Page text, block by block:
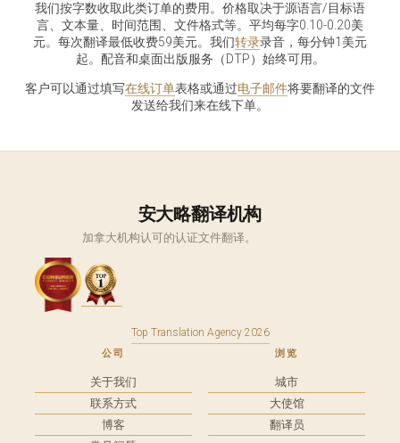
我们按字数收取此类订单的费用。价格取决于源语言/目标语
言、文本量、时间范围、文件格式等。平均每字0.10-0.20美
元。每次翻译最低收费59美元。我们转录录音，每分钟1美元
起。配音和桌面出版服务（DTP）始终可用。
客户可以通过填写在线订单表格或通过电子邮件将要翻译的文件
发送给我们来在线下单。
安大略翻译机构
加拿大机构认可的认证文件翻译。
Top Translation Agency 2026
公司
关于我们
联系方式
博客
浏览
城市
大使馆
翻译员